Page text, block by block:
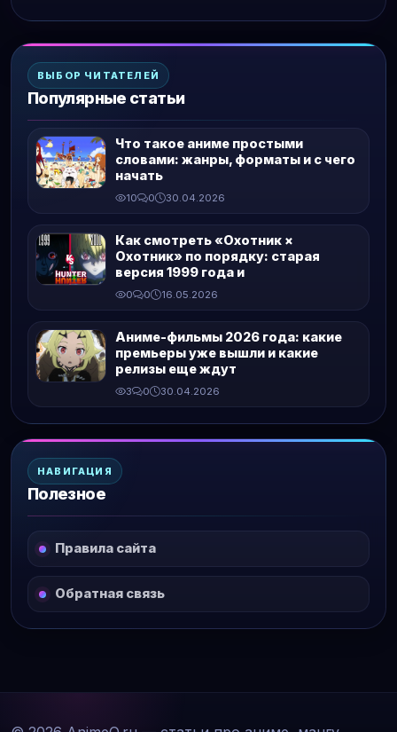
ВЫБОР ЧИТАТЕЛЕЙ
Популярные статьи
Что такое аниме простыми
словами: жанры, форматы и с чего
начать
10 0 30.04.2026
Как смотреть «Охотник ×
Охотник» по порядку: старая
версия 1999 года и
0 0 16.05.2026
Аниме-фильмы 2026 года: какие
премьеры уже вышли и какие
релизы еще ждут
3 0 30.04.2026
НАВИГАЦИЯ
Полезное
Правила сайта
Обратная связь